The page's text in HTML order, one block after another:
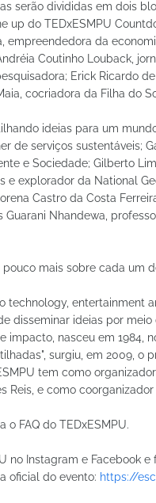
serão divididas em dois
up do TEDxESMPU
empreendedora da
Coutinho Louback,
Erick Ricardo
cocriadora da Filha do
ideias para um
de serviços sustentáveis;
e Sociedade; Gilberto
e explorador da National
Castro da Costa
Guarani Nhandewa,
mais sobre cada um
technology, entertainment
disseminar ideias por
impacto, nasceu em 1984,
surgiu, em 2009, o
tem como
Reis, e como
o FAQ do TEDxESMPU.
no Instagram e Facebook
oficial do evento: https://